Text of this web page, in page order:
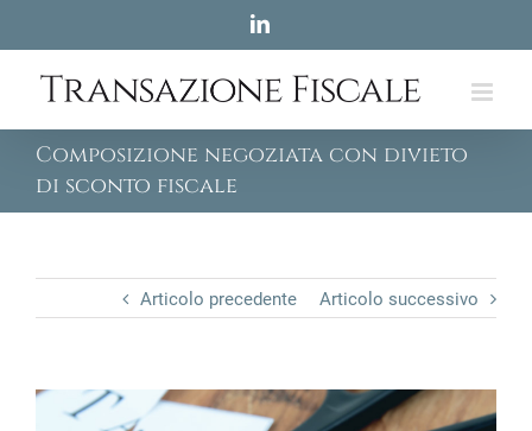
content
LinkedIn
Composizione negoziata con divieto
di sconto fiscale
Articolo precedente Articolo successivo
View